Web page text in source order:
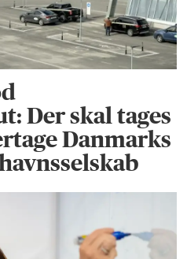
Der skal tages
Danmarks